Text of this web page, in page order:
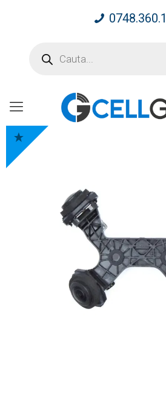
search